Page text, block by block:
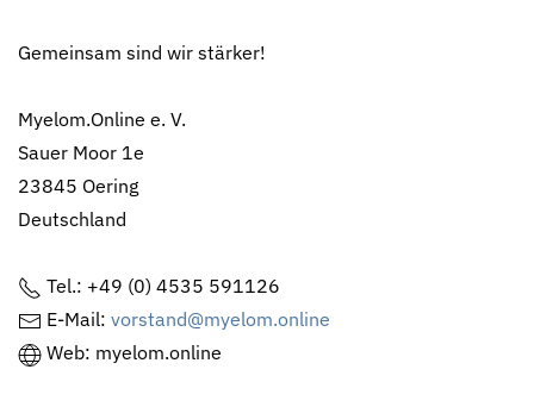
Gemeinsam sind wir stärker!
Myelom.Online e. V.
Sauer Moor 1e
23845 Oering
Deutschland
Tel.: +49 (0) 4535 591126
E-Mail: vorstand@myelom.online
Web: myelom.online